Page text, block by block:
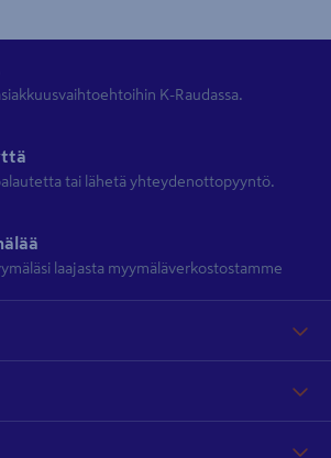
K-Raudassa.
tai lähetä yhteydenottopyyntö.
laajasta myymäläverkostostamme